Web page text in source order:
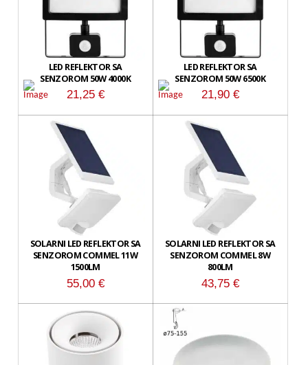
LED REFLEKTOR SA
SENZOROM 50W 4000K
21,25 €
LED REFLEKTOR SA
SENZOROM 50W 6500K
21,90€
SOLARNI LED REFLEKTOR SA
SENZOROM COMMEL 11W
1500LM
55,00 €
SOLARNI LED REFLEKTOR SA
SENZOROM COMMEL 8W
800LM
43,75€